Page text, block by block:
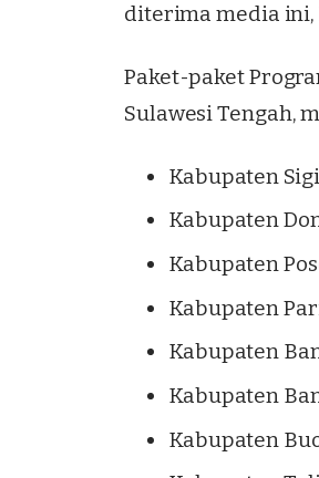
diterima media ini,
Paket-paket
Sulawesi Tengah,
Kabupaten
Kabupaten
Kabupaten
Kabupaten
Kabupaten
Kabupaten
Kabupaten